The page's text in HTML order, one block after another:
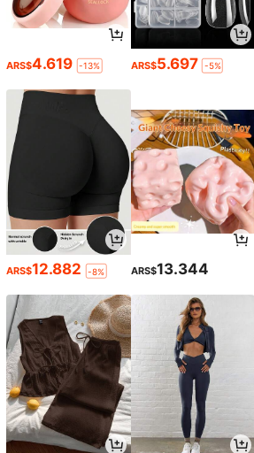
ARS$4.619 -13% ARS$5.697 -5%
ARS$12.882 -8% ARS$13.344